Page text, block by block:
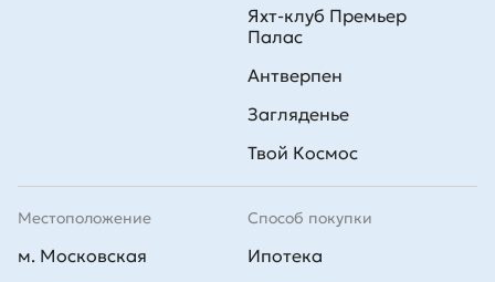
Способ покупки
Ипотека
Яхт-клуб Премьер
Палас
Антверпен
Загляденье
Твой Космос
Местоположение
м. Московская